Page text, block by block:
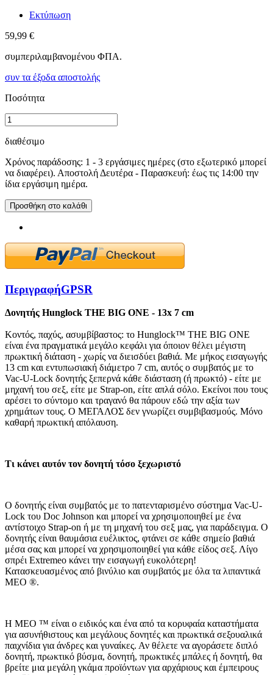
Εκτύπωση
59,99 €
συμπεριλαμβανομένου ΦΠΑ.
συν τα έξοδα αποστολής
Ποσότητα
διαθέσιμο
Χρόνος παράδοσης: 1 - 3 εργάσιμες ημέρες (στο εξωτερικό μπορεί
να διαφέρει). Αποστολή Δευτέρα - Παρασκευή: έως τις 14:00 την
ίδια εργάσιμη ημέρα.
Προσθήκη στο καλάθι
ΠεριγραφήGPSR
Δονητής Hunglock THE BIG ONE - 13x 7 cm
Κοντός, παχύς, ασυμβίβαστος: το Hunglock™ THE BIG ONE
είναι ένα πραγματικά μεγάλο κεφάλι για όποιον θέλει μέγιστη
πρωκτική διάταση - χωρίς να διεισδύει βαθιά. Με μήκος εισαγωγής
13 cm και εντυπωσιακή διάμετρο 7 cm, αυτός ο συμβατός με το
Vac-U-Lock δονητής ξεπερνά κάθε διάσταση (ή πρωκτό) - είτε με
μηχανή του σεξ, είτε με Strap-on, είτε απλά σόλο. Εκείνοι που τους
αρέσει το σύντομο και τραγανό θα πάρουν εδώ την αξία των
χρημάτων τους. Ο ΜΕΓΑΛΟΣ δεν γνωρίζει συμβιβασμούς. Μόνο
καθαρή πρωκτική απόλαυση.
Τι κάνει αυτόν τον δονητή τόσο ξεχωριστό
Ο δονητής είναι συμβατός με το πατενταρισμένο σύστημα Vac-U-
Lock του Doc Johnson και μπορεί να χρησιμοποιηθεί με ένα
αντίστοιχο Strap-on ή με τη μηχανή του σεξ μας, για παράδειγμα. Ο
δονητής είναι θαυμάσια ευέλικτος, φτάνει σε κάθε σημείο βαθιά
μέσα σας και μπορεί να χρησιμοποιηθεί για κάθε είδος σεξ. Λίγο
σπρέι Extremeo κάνει την εισαγωγή ευκολότερη!
Κατασκευασμένος από βινύλιο και συμβατός με όλα τα λιπαντικά
MEO ®.
Η MEO ™ είναι ο ειδικός και ένα από τα κορυφαία καταστήματα
για ασυνήθιστους και μεγάλους δονητές και πρωκτικά σεξουαλικά
παιχνίδια για άνδρες και γυναίκες. Αν θέλετε να αγοράσετε διπλό
δονητή, πρωκτικό βύσμα, δονητή, πρωκτικές μπάλες ή δονητή, θα
βρείτε μια μεγάλη γκάμα προϊόντων για αρχάριους και έμπειρους